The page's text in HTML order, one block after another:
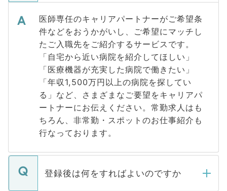
医師専任のキャリアパートナーがご希望条
件などをおうかがいし、ご希望にマッチし
たご入職先をご紹介するサービスです。
「自宅から近い病院を紹介してほしい」
「医療機器が充実した病院で働きたい」
「年収1,500万円以上の病院を探してい
る」など、さまざまなご要望をキャリアパ
ートナーにお伝えください。常勤求人はも
ちろん、非常勤・スポットのお仕事紹介も
行なっております。
登録後は何をすればよいのですか